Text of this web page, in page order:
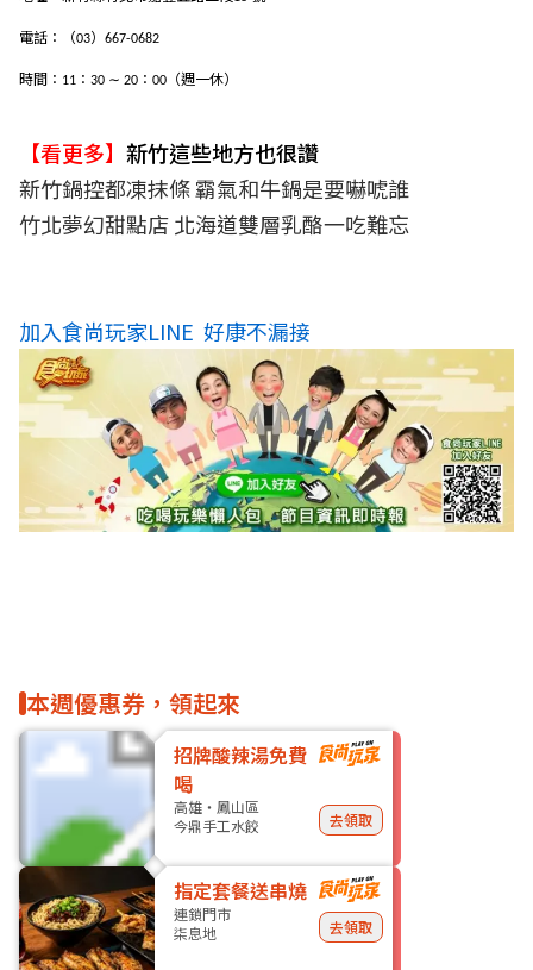
電話：（03） 667-0682
時間： 11 ： 30 ∼ 20 ： 00 （週一休）
【看更多】 新竹這些地方也很讚
新竹鍋控都凍抹條 霸氣和牛鍋是要嚇唬誰
竹北夢幻甜點店 北海道雙層乳酪一吃難忘
加入食尚玩家LINE 好康不漏接
本週優惠券，領起來
招牌酸辣湯免費
喝
高雄・鳳山區
今鼎手工水餃
去領取
指定套餐送串燒
連鎖門市
柒息地
去領取